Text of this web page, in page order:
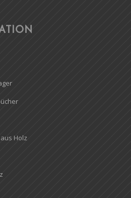
Holz